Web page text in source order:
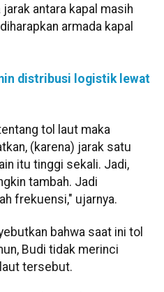
antara kapal masih
armada kapal
distribusi logistik lewat
tol laut maka
(karena) jarak satu
itu tinggi sekali. Jadi,
tambah. Jadi
frekuensi," ujarnya.
bahwa saat ini tol
Budi tidak merinci
tersebut.